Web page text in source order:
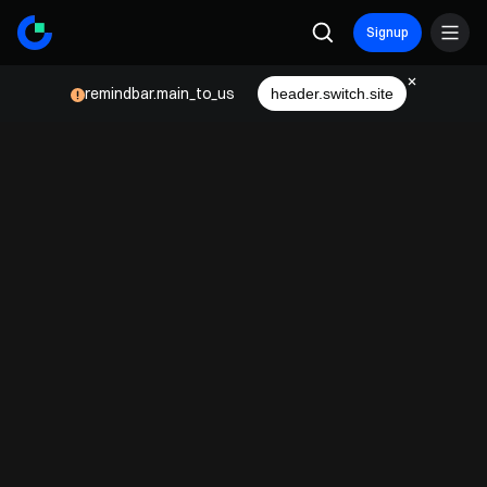
Signup
remindbar.main_to_us header.switch.site